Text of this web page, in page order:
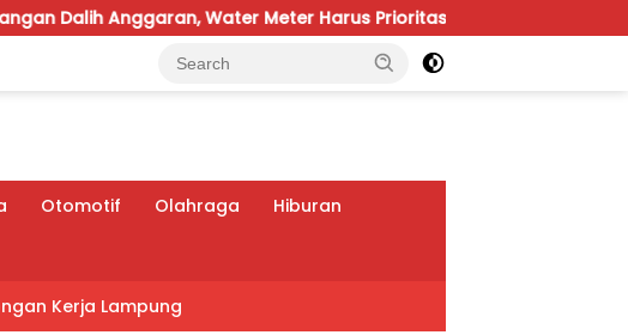
Water Meter Harus Prioritas Temu Karya VIII Karang
Otomotif Olahraga Hiburan
Kerja Lampung